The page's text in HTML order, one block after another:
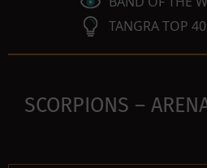
TANGRA TOP 40
SCORPIONS –